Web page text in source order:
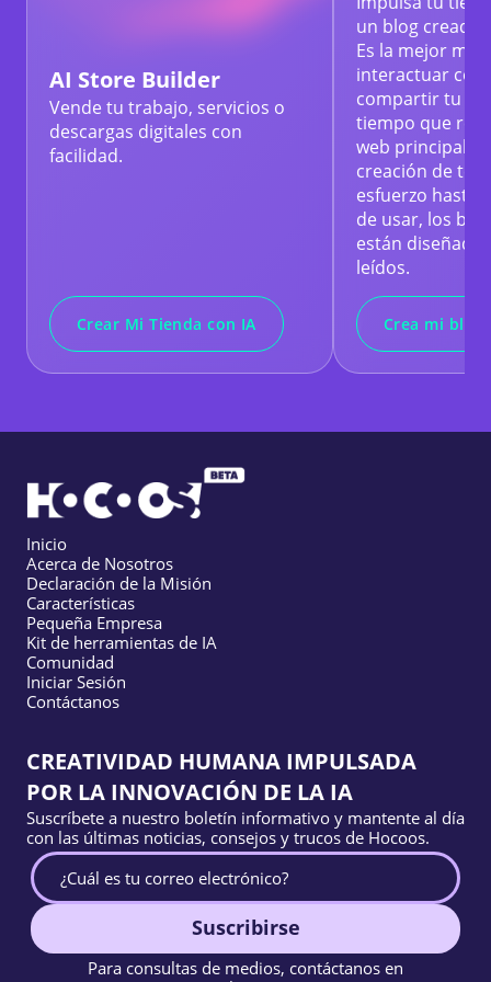
AI Store Builder
Vende tu trabajo, servicios o
descargas digitales con
facilidad.
Crear Mi Tienda con IA
un blog creado
Es la mejor
interactuar con
compartir tu
tiempo que
web principal.
creación de
esfuerzo hasta
de usar, los
están
leídos.
Crea mi blog
Inicio
Acerca de Nosotros
Declaración de la Misión
Características
Pequeña Empresa
Kit de herramientas de IA
Comunidad
Iniciar Sesión
Contáctanos
CREATIVIDAD HUMANA IMPULSADA
POR LA INNOVACIÓN DE LA IA
Suscríbete a nuestro boletín informativo y mantente al día
con las últimas noticias, consejos y trucos de Hocoos.
Suscribirse
Para consultas de medios, contáctanos en